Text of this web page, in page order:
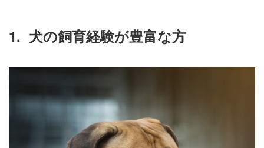
1. 犬の飼育経験が豊富な方